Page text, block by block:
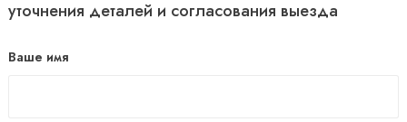
уточнения деталей и согласования выезда
Ваше имя